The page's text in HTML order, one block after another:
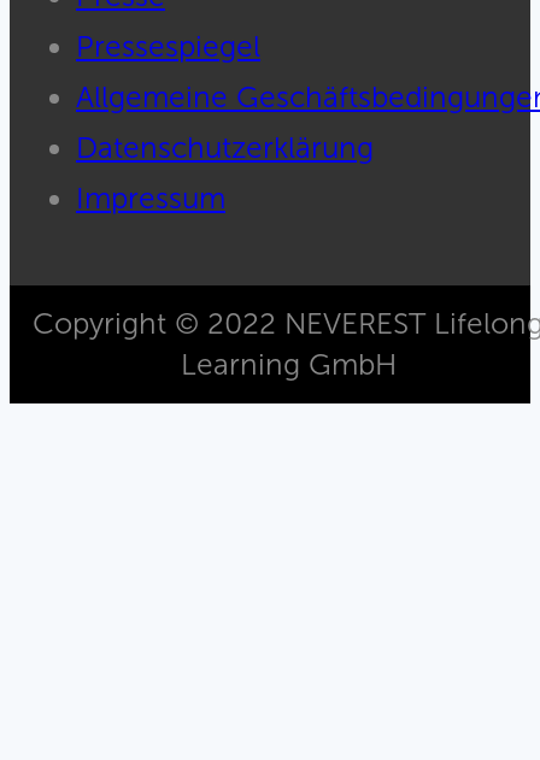
Pressespiegel
Allgemeine
Datenschutzerklärung
Impressum
Copyright © 2022 NEVEREST
Learning GmbH